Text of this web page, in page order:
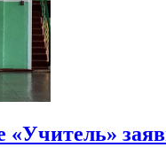
«Учитель»